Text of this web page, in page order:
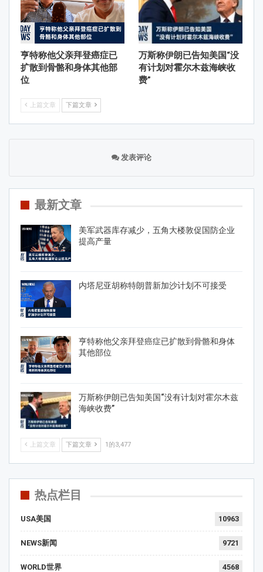
亨特称他父亲拜登癌症已
扩散到骨骼和身体其他部
位
万斯称伊朗已告知美国“没
有计划对霍尔木兹海峡收
费”
上篇文章 下篇文章
发表评论
最新文章
美军武器库存减少，五角大楼敦促国防企业
提高产量
内塔尼亚胡称特朗普新加沙计划不可接受
亨特称他父亲拜登癌症已扩散到骨骼和身体
其他部位
万斯称伊朗已告知美国“没有计划对霍尔木兹
海峡收费”
上篇文章 下篇文章 1的3,477
热点栏目
USA美国 10963
NEWS新闻 9721
WORLD世界 4568